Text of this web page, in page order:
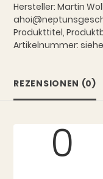
Hersteller: Martin
Produkttitel,
Artikelnummer:
REZENSIONEN (0)
0